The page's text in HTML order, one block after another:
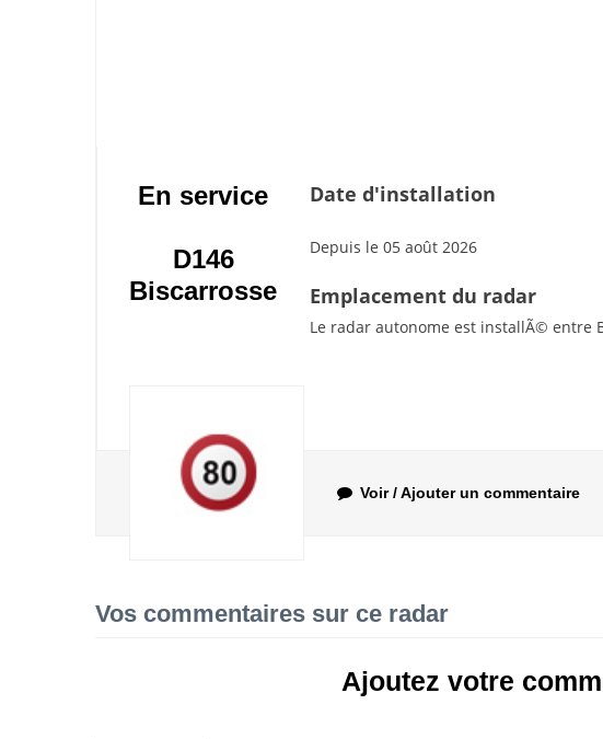
En service
D146
Biscarrosse
Date d'installation
Depuis le 05 août 2026
Emplacement du radar
Le radar autonome est installÃ© entre
Voir / Ajouter un commentaire
Vos commentaires sur ce radar
Ajoutez votre